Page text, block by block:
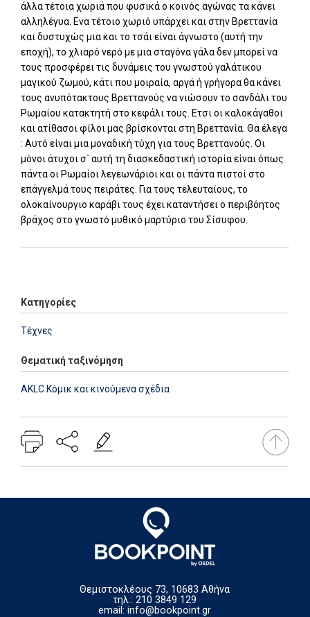
άλλα τέτοια χωριά που φυσικά ο κοινός αγώνας τα κάνει
αλληλέγυα. Ενα τέτοιο χωριό υπάρχει και στην Βρεττανία
και δυστυχώς μια και το τσάι είναι άγνωστο (αυτή την
εποχή), το χλιαρό νερό με μια σταγόνα γάλα δεν μπορεί να
τους προσφέρει τις δυνάμεις του γνωστού γαλάτικου
μαγικού ζωμού, κάτι που μοιραία, αργά ή γρήγορα θα κάνει
τους ανυπότακτους Βρεττανούς να νιώσουν το σανδάλι του
Ρωμαίου κατακτητή στο κεφάλι τους. Ετσι οι καλοκάγαθοι
και ατίθασοι φίλοι μας βρίσκονται στη Βρεττανία. Θα έλεγα
: Αυτό είναι μια μοναδική τύχη για τους Βρεττανούς. Οι
μόνοι άτυχοι σ` αυτή τη διασκεδαστική ιστορία είναι όπως
πάντα οι Ρωμαίοι λεγεωνάριοι και οι πάντα πιστοί στο
επάγγελμά τους πειράτες. Για τους τελευταίους, το
ολοκαίνουργιο καράβι τους έχει καταντήσει ο περιβόητος
βράχος στο γνωστό μυθικό μαρτύριο του Σίσυφου.
Κατηγορίες
Τέχνες
Θεματική ταξινόμηση
AKLC Κόμικ και κινούμενα σχέδια
Θεμιστοκλέους 73, 10683 Αθήνα
τηλ.: 210 3849 129
email:info@bookpoint.gr